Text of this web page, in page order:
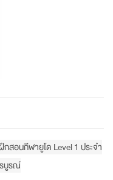
สอนกีฬายูโด Level 1 ประจำ
บูรณ์